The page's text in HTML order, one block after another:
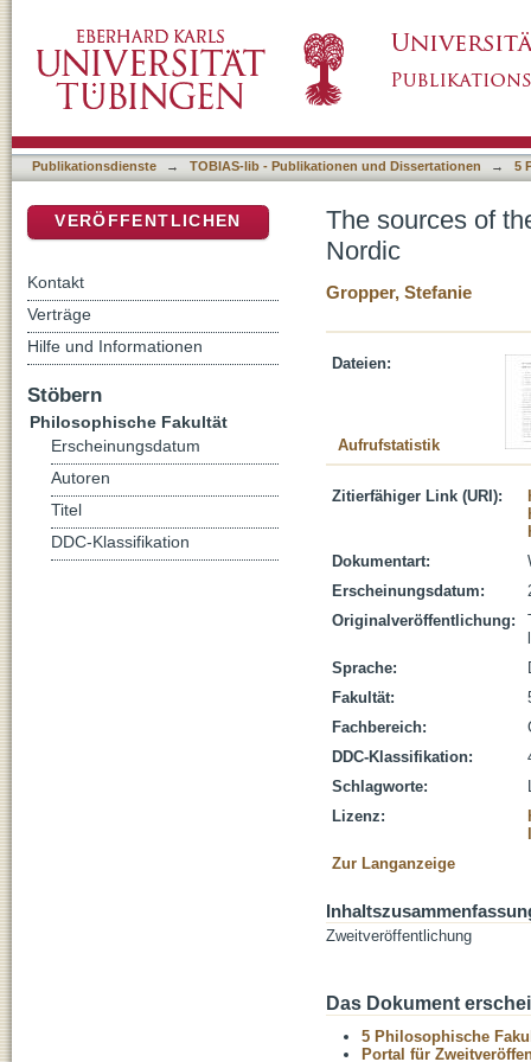
Publikationsdienste → TOBIAS-lib - Publikationen und Dissertationen → 5
The sources of
Nordic
Gropper, Stefanie
Dateien:
Aufrufstatistik
Zitierfähiger Link (URI):
Dokumentart:
Erscheinungsdatum:
Originalveröffentlichung:
Sprache:
Fakultät:
Fachbereich:
DDC-Klassifikation:
Schlagworte:
Lizenz:
Zur Langanzeige
Zweitveröffentlichung
Das Dokument
5 Philosophische
Portal für
VERÖFFENTLICHEN
Kontakt
Verträge
Hilfe und Informationen
Stöbern
Philosophische Fakultät
Erscheinungsdatum
Autoren
Titel
DDC-Klassifikation